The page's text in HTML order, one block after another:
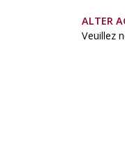
ALTER
Veuillez